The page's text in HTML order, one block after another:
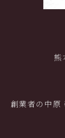
熊
創業者の中原